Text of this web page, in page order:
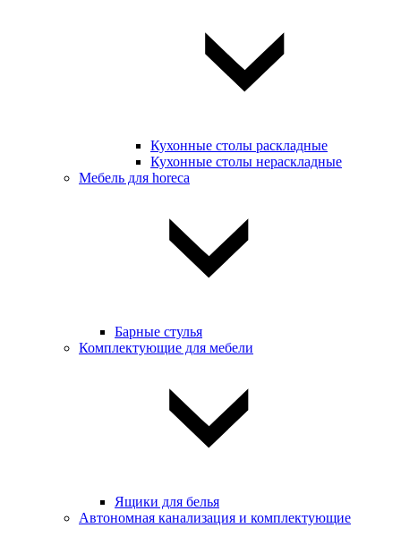
Кухонные столы раскладные
Кухонные столы нераскладные
Мебель для horeca
Барные стулья
Комплектующие для мебели
Ящики для белья
Автономная канализация и комплектующие